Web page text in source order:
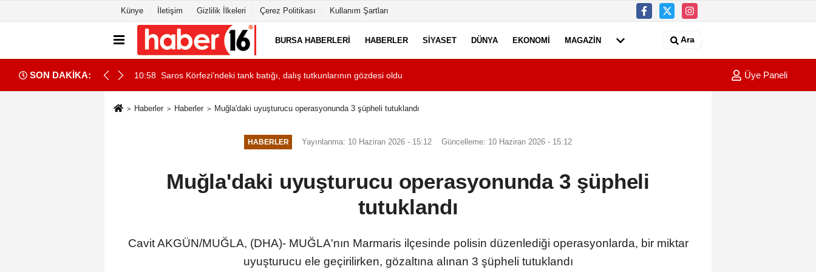
Künye İletişim Gizlilik İlkeleri Çerez Politikası Kullanım Şartları
BURSA HABERLERI HABERLER SIYASET DÜNYA EKONOMI MAGAZIN Ara
SON DAKİKA:
kamerada 10:58 Saros Körfezi'ndeki tank batığı, dalış tutkunlarının gözdesi oldu 10:55
Üye Paneli
Haberler Haberler Muğla'daki uyuşturucu operasyonunda 3 şüpheli tutuklandı
HABERLER Yayınlanma: 10 Haziran 2026 - 15:12 Güncelleme: 10 Haziran 2026 - 15:12
Muğla'daki uyuşturucu operasyonunda 3 şüpheli
tutuklandı
Cavit AKGÜN/MUĞLA, (DHA)- MUĞLA'nın Marmaris ilçesinde polisin düzenlediği operasyonlarda, bir miktar
uyuşturucu ele geçirilirken, gözaltına alınan 3 şüpheli tutuklandı